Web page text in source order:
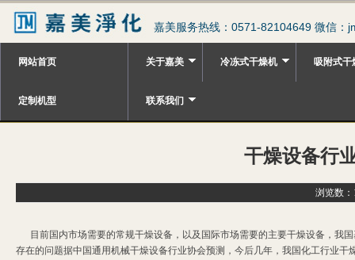
嘉美服务热线：0571-82104649 微信：
网站首页 关于嘉美 冷冻式干燥机 吸附式干
定制机型 联系我们
干燥设备行
浏览数
目前国内市场需要的常规干燥设备，以及国际市场需要的主要干燥设备，我
存在的问题据中国通用机械干燥设备行业协会预测，今后几年，我国化工行业